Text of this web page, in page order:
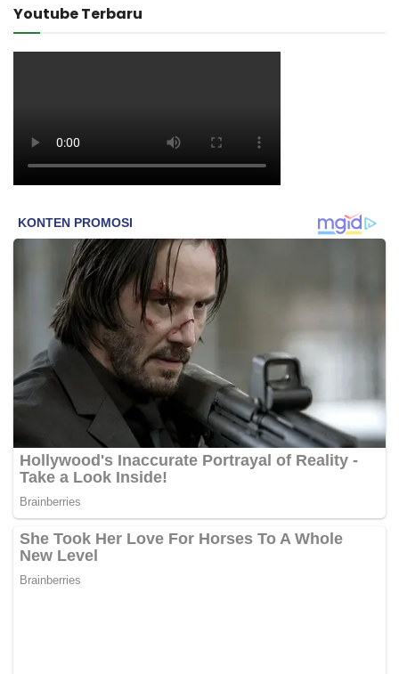
Youtube Terbaru